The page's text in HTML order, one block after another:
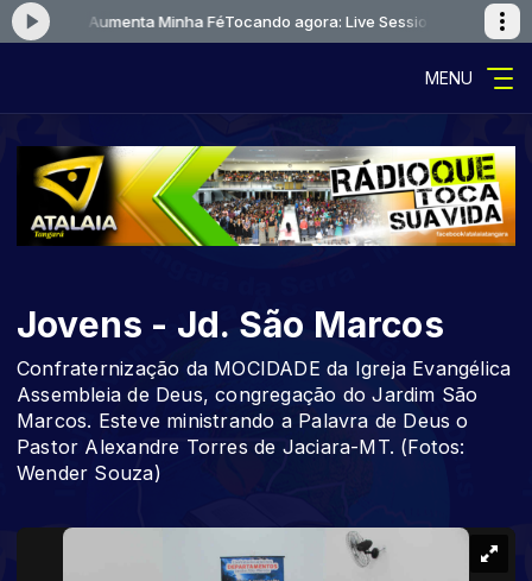
2 - Aumenta Minha FéTocando agora: Live Session 2 - Aumenta
MENU
Jovens - Jd. São Marcos
Confraternização da MOCIDADE da Igreja Evangélica
Assembleia de Deus, congregação do Jardim São
Marcos. Esteve ministrando a Palavra de Deus o
Pastor Alexandre Torres de Jaciara-MT. (Fotos:
Wender Souza)